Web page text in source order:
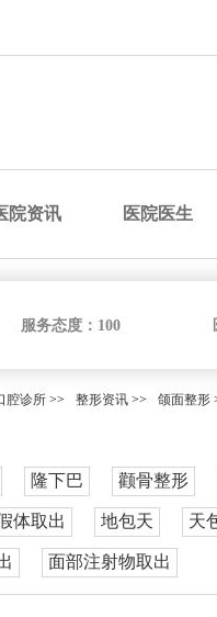
院资讯 医院医生
服务态度： 100
腔诊所 >> 整形资讯 >> 颌面整形
隆下巴 颧骨整形
体取出 地包天 天
面部注射物取出